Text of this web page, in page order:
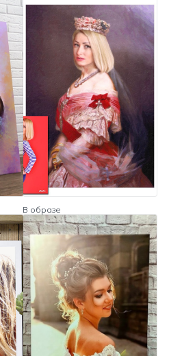
В образе